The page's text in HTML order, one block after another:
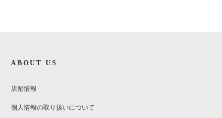
ABOUT US
店舗情報
個人情報の取り扱いについて